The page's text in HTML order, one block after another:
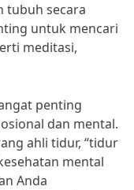
tubuh secara
untuk mencari
meditasi,
penting
dan mental.
ahli tidur, “tidur
mental
Anda